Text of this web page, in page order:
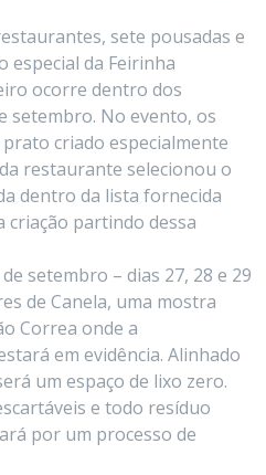
sete pousadas e
especial da Feirinha
ocorre dentro dos
setembro. No evento, os
criado especialmente
restaurante selecionou o
dentro da lista fornecida
partindo dessa
setembro – dias 27, 28 e 29
de Canela, uma mostra
Correa onde a
em evidência. Alinhado
um espaço de lixo zero.
e todo resíduo
por um processo de